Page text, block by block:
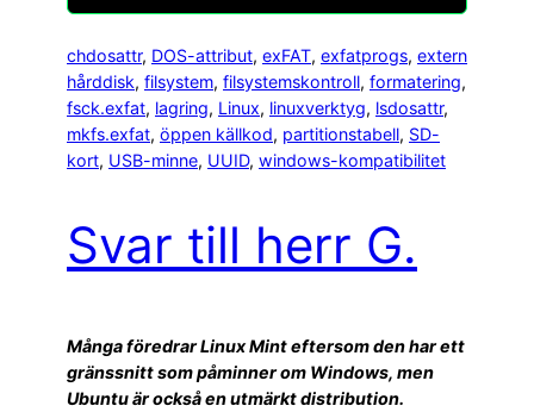
chdosattr, DOS-attribut, exFAT, exfatprogs, extern
hårddisk, filsystem, filsystemskontroll, formatering
fsck.exfat, lagring, Linux, linuxverktyg, lsdosattr
mkfs.exfat, öppen källkod, partitionstabell, SD-
kort, USB-minne, UUID, windows-kompatibilitet
Svar till herr G.
Många föredrar Linux Mint eftersom den har ett
gränssnitt som påminner om Windows, men
Ubuntu är också en utmärkt distribution.